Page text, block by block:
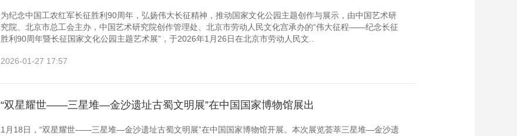
为纪念中国工农红军长征胜利90周年，弘扬伟大长征精神，推动国家文化公园主题创作与展示，由中国艺术研
究院、北京市总工会主办，中国艺术研究院创作管理处、北京市劳动人民文化宫承办的“伟大征程——纪念长征
胜利90周年暨长征国家文化公园主题艺术展”，于2026年1月26日在北京市劳动人民文..
2026-01-27 17:57
“双星耀世——三星堆—金沙遗址古蜀文明展”在中国国家博物馆展出
1月18日，“双星耀世——三星堆—金沙遗址古蜀文明展”在中国国家博物馆开展。本次展览荟萃三星堆—金沙遗